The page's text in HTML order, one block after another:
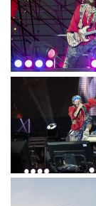
BEACH
FABOZZI.JPG
DSC_0513
BEACH
FABOZZI.JPG